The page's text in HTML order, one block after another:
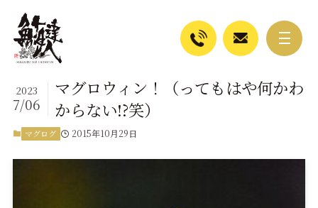
マグロウィン！（ってもはや何かわ
からない!?笑）
2023
7/06
マグログ 2015年10月29日